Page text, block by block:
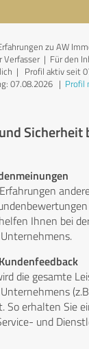
zu AW
| Für den
| Profil aktiv seit
07.08.2026| Profil
Sicherheit
Ihnen bei
die gesamte
So erhalten Sie
und